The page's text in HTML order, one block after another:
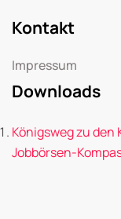
Kontakt
Impressum
Downloads
Königsweg zu
Jobbörsen-